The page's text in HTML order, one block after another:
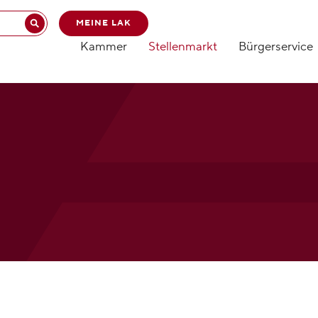
MEINE LAK
Kammer Stellenmarkt Bürgerservice